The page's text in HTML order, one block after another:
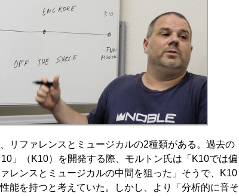
リファレンスとミュージカルの2種類がある。過去の
」（K10）を開発する際、モルトン氏は「K10では偏
レンスとミュージカルの中間を狙った」そうで、K10
能を持つと考えていた。しかし、より「分析的に音そ